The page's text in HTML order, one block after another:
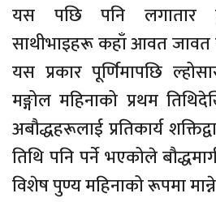
यस पछि पनि लगातार
साथीभाइहरू कहाँ आवत जावत
यस प्रकार पूर्णिमापछि
मङ्गोल महिनाको प्रथम
अबौद्धहरूलाई प्रतिकार्य
तिथि पनि पर्ने भएकोले
विशेष पुण्य महिनाको रूपमा